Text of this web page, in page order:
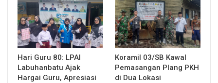
Hari Guru 80: LPAI
Labuhanbatu Ajak
Hargai Guru, Apresiasi
Koramil 03/SB Kawal
Pemasangan Plang PKH
di Dua Lokasi